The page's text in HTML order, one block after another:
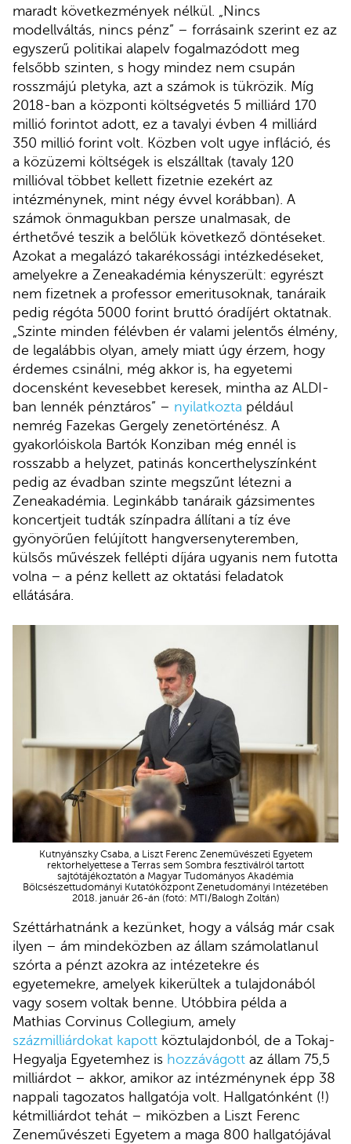
maradt következmények nélkül. „Nincs
modellváltás, nincs pénz” – forrásaink szerint ez az
egyszerű politikai alapelv fogalmazódott meg
felsőbb szinten, s hogy mindez nem csupán
rosszmájú pletyka, azt a számok is tükrözik. Míg
2018-ban a központi költségvetés 5 milliárd 170
millió forintot adott, ez a tavalyi évben 4 milliárd
350 millió forint volt. Közben volt ugye infláció, és
a közüzemi költségek is elszálltak (tavaly 120
millióval többet kellett fizetnie ezekért az
intézménynek, mint négy évvel korábban). A
számok önmagukban persze unalmasak, de
érthetővé teszik a belőlük következő döntéseket.
Azokat a megalázó takarékossági intézkedéseket,
amelyekre a Zeneakadémia kényszerült: egyrészt
nem fizetnek a professor emeritusoknak, tanáraik
pedig régóta 5000 forint bruttó óradíjért oktatnak.
„Szinte minden félévben ér valami jelentős élmény,
de legalábbis olyan, amely miatt úgy érzem, hogy
érdemes csinálni, még akkor is, ha egyetemi
docensként kevesebbet keresek, mintha az ALDI-
ban lennék pénztáros” – nyilatkozta például
nemrég Fazekas Gergely zenetörténész. A
gyakorlóiskola Bartók Konziban még ennél is
rosszabb a helyzet, patinás koncerthelyszínként
pedig az évadban szinte megszűnt létezni a
Zeneakadémia. Leginkább tanáraik gázsimentes
koncertjeit tudták színpadra állítani a tíz éve
gyönyörűen felújított hangversenyteremben,
külsős művészek fellépti díjára ugyanis nem futotta
volna – a pénz kellett az oktatási feladatok
ellátására.
Kutnyánszky Csaba, a Liszt Ferenc Zeneművészeti Egyetem
rektorhelyettese a Terras sem Sombra fesztiválról tartott
sajtótájékoztatón a Magyar Tudományos Akadémia
Bölcsészettudományi Kutatóközpont Zenetudományi Intézetében
2018. január 26-án (fotó: MTI/Balogh Zoltán)
Széttárhatnánk a kezünket, hogy a válság már csak
ilyen – ám mindeközben az állam számolatlanul
szórta a pénzt azokra az intézetekre és
egyetemekre, amelyek kikerültek a tulajdonából
vagy sosem voltak benne. Utóbbira példa a
Mathias Corvinus Collegium, amely
százmilliárdokat kapott köztulajdonból, de a Tokaj-
Hegyalja Egyetemhez is hozzávágott az állam 75,5
milliárdot – akkor, amikor az intézménynek épp 38
nappali tagozatos hallgatója volt. Hallgatónként (!)
kétmilliárdot tehát – miközben a Liszt Ferenc
Zeneművészeti Egyetem a maga 800 hallgatójával